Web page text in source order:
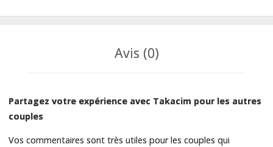
Avis (0)
Partagez votre expérience avec Takacim pour les autres
couples
Vos commentaires sont très utiles pour les couples qui